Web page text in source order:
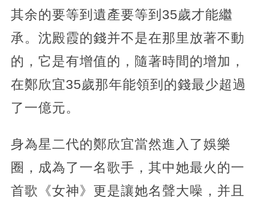
其余的要等到遺產要等到35歲才能繼
承。沈殿霞的錢并不是在那里放著不動
的，它是有增值的，隨著時間的增加，
在鄭欣宜35歲那年能領到的錢最少超過
了一億元。
身為星二代的鄭欣宜當然進入了娛樂
圈，成為了一名歌手，其中她最火的一
首歌《女神》更是讓她名聲大噪，并且